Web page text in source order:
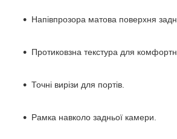
Напівпрозора матова поверхня
Протиковзна текстура для
Точні вирізи для портів.
Рамка навколо задньої камери.